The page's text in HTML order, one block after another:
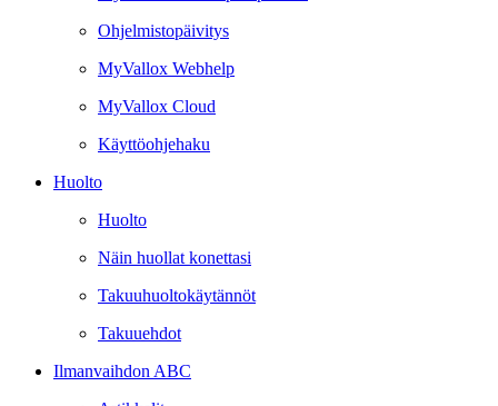
Ohjelmistopäivitys
MyVallox Webhelp
MyVallox Cloud
Käyttöohjehaku
Huolto
Huolto
Näin huollat konettasi
Takuuhuoltokäytännöt
Takuuehdot
Ilmanvaihdon ABC